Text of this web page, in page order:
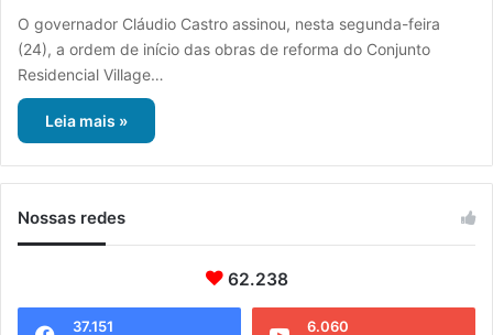
O governador Cláudio Castro assinou, nesta segunda-feira
(24), a ordem de início das obras de reforma do Conjunto
Residencial Village…
Leia mais »
Nossas redes
62.238
37.151 6.060